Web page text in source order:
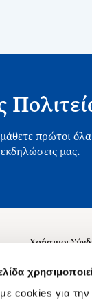
cookies για
πρώτοι
εκδηλώσεις μας.
Χρήσιμοι
Σχετικά με
Θέσεις